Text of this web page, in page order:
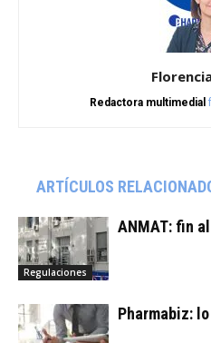
Redactora multimedial
ARTÍCULOS
Regulaciones
ANMAT: fin
Pharmabiz: